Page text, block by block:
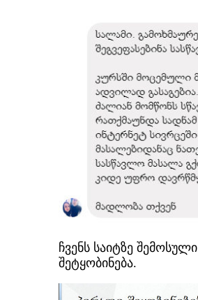
ჩვენს საიტზე შემოსული
შეტყობინება.